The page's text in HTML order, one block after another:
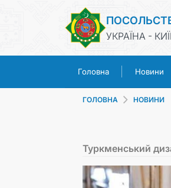
УКРАЇНА -
Головна Новини
ГОЛОВНА НОВИНИ
Туркменський